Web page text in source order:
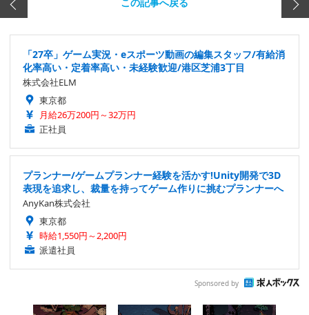
この記事へ戻る
「27卒」ゲーム実況・eスポーツ動画の編集スタッフ/有給消
化率高い・定着率高い・未経験歓迎/港区芝浦3丁目
株式会社ELM
東京都
月給26万200円～32万円
正社員
プランナー/ゲームプランナー経験を活かす!Unity開発で3D
表現を追求し、裁量を持ってゲーム作りに挑むプランナーへ
AnyKan株式会社
東京都
時給1,550円～2,200円
派遣社員
Sponsored by